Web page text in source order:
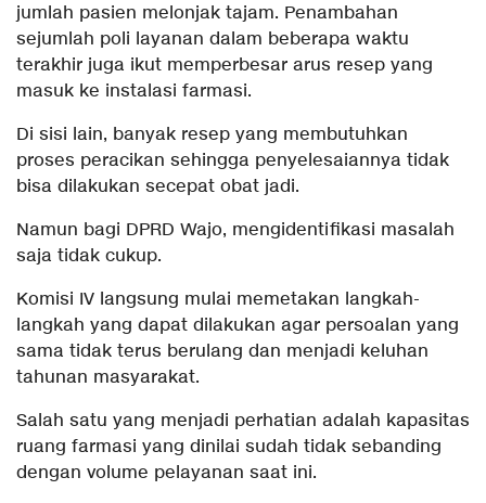
jumlah pasien melonjak tajam. Penambahan
sejumlah poli layanan dalam beberapa waktu
terakhir juga ikut memperbesar arus resep yang
masuk ke instalasi farmasi.
Di sisi lain, banyak resep yang membutuhkan
proses peracikan sehingga penyelesaiannya tidak
bisa dilakukan secepat obat jadi.
Namun bagi DPRD Wajo, mengidentifikasi masalah
saja tidak cukup.
Komisi IV langsung mulai memetakan langkah-
langkah yang dapat dilakukan agar persoalan yang
sama tidak terus berulang dan menjadi keluhan
tahunan masyarakat.
Salah satu yang menjadi perhatian adalah kapasitas
ruang farmasi yang dinilai sudah tidak sebanding
dengan volume pelayanan saat ini.